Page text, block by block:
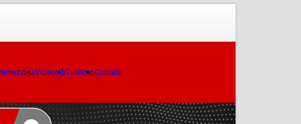
VideolabTurismoContatti